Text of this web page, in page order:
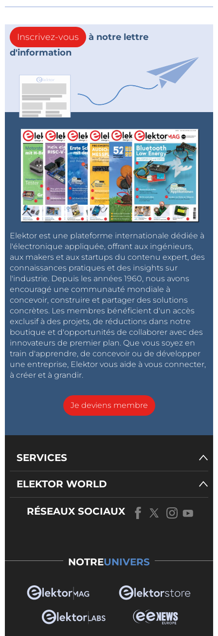
Inscrivez-vous
à notre lettre
d'information
Elektor est une plateforme internationale dédiée à
l'électronique appliquée, offrant aux ingénieurs,
aux makers et aux startups du contenu expert, des
connaissances pratiques et des insights sur
l'industrie. Depuis les années 1960, nous avons
encouragé une communauté mondiale à
concevoir, construire et partager des solutions
concrètes. Les membres bénéficient d'un accès
exclusif à des projets, de réductions dans notre
boutique et d'opportunités de collaborer avec des
innovateurs de premier plan. Que vous soyez en
train d'apprendre, de concevoir ou de développer
une entreprise, Elektor vous aide à vous connecter,
à créer et à grandir.
Je deviens membre
SERVICES
ELEKTOR WORLD
RÉSEAUX SOCIAUX
NOTREUNIVERS